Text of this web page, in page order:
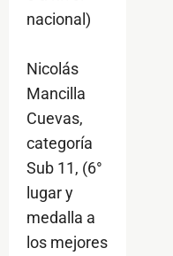
nacional)
Nicolás
Mancilla
Cuevas,
categoría
Sub 11, (6°
lugar y
medalla a
los mejores